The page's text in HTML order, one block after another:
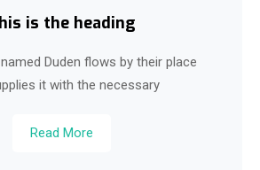
is the heading
Duden flows by their place
it with the necessary
Read More